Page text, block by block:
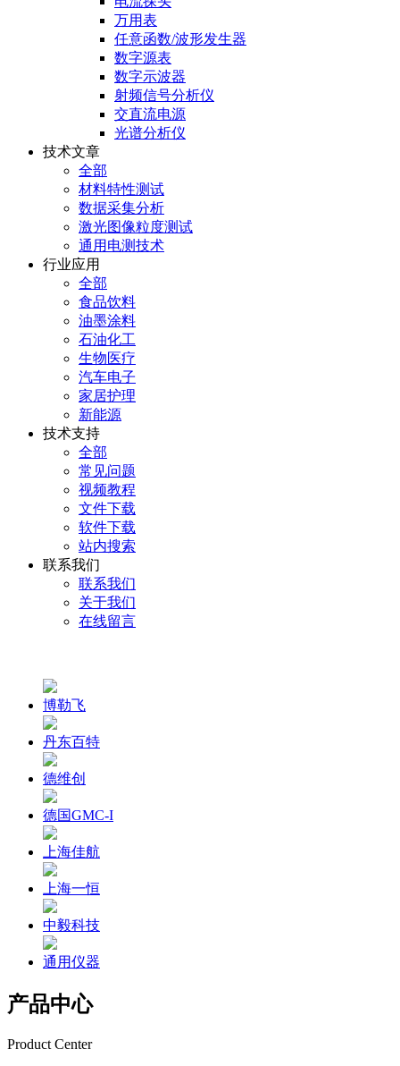
万用表
任意函数/波形发生器
数字源表
数字示波器
射频信号分析仪
交直流电源
光谱分析仪
技术文章
全部
材料特性测试
数据采集分析
激光图像粒度测试
通用电测技术
行业应用
全部
食品饮料
油墨涂料
石油化工
生物医疗
汽车电子
家居护理
新能源
技术支持
全部
常见问题
视频教程
文件下载
软件下载
站内搜索
联系我们
联系我们
关于我们
在线留言
博勒飞
丹东百特
德维创
德国GMC-I
上海佳航
上海一恒
中毅科技
通用仪器
产品中心
Product Center